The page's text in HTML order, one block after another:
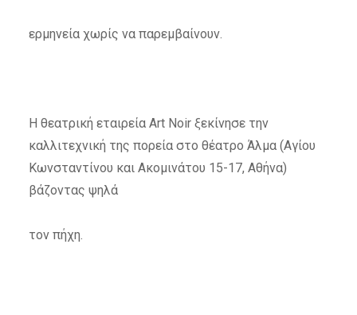
ερμηνεία χωρίς να παρεμβαίνουν.
Η θεατρική εταιρεία Art Noir ξεκίνησε την
καλλιτεχνική της πορεία στο θέατρο Άλμα (Αγίου
Κωνσταντίνου και Ακομινάτου 15-17, Αθήνα)
βάζοντας ψηλά
τον πήχη.